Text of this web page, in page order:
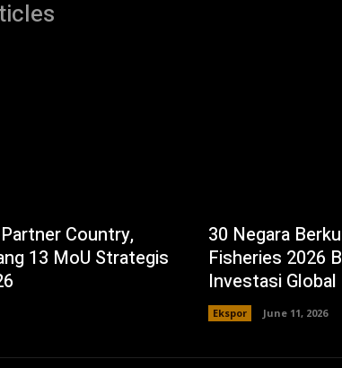
Country,
13 MoU Strategis
30 Negara
Fisheries 2026
Investasi Global
Ekspor June 11, 2026